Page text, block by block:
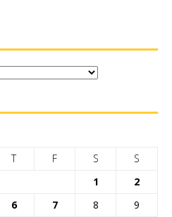
T F S
S
1
2
6 7 8
9